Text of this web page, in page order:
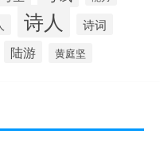
诗人 诗词
陆游 黄庭坚